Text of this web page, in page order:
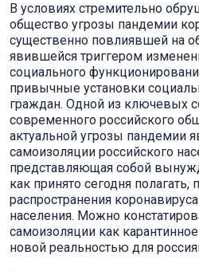
В условиях стремительно
общество угрозы пандемии
существенно повлиявшей на
явившейся триггером
социального
привычные установки
граждан. Одной из ключевых
современного российского
актуальной угрозы пандемии
самоизоляции российского
представляющая собой
как принято сегодня
распространения
населения. Можно
самоизоляции как
новой реальностью для